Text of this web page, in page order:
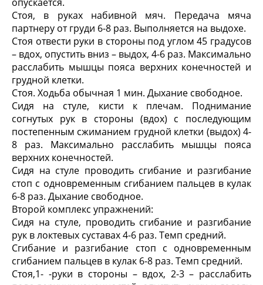
Стоя, в руках набивной мяч. Передача мяча
партнеру от груди 6-8 раз. Выполняется на выдохе.
Стоя отвести руки в стороны под углом 45 градусов
– вдох, опустить вниз – выдох, 4-6 раз. Максимально
расслабить мышцы пояса верхних конечностей и
грудной клетки.
Стоя. Ходьба обычная 1 мин. Дыхание свободное.
Сидя на стуле, кисти к плечам. Поднимание
согнутых рук в стороны (вдох) с последующим
постепенным сжиманием грудной клетки (выдох) 4-
8 раз. Максимально расслабить мышцы пояса
верхних конечностей.
Сидя на стуле проводить сгибание и разгибание
стоп с одновременным сгибанием пальцев в кулак
6-8 раз. Дыхание свободное.
Второй комплекс упражнений:
Сидя на стуле, проводить сгибание и разгибание
рук в локтевых суставах 4-6 раз. Темп средний.
Сгибание и разгибание стоп с одновременным
сгибанием пальцев в кулак 6-8 раз. Темп средний.
Стоя,1- -руки в стороны – вдох, 2-3 – расслабить